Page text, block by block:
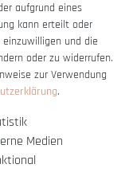
aufgrund eines
kann erteilt oder
und die
oder zu widerrufen.
zur Verwendung
.
Medien